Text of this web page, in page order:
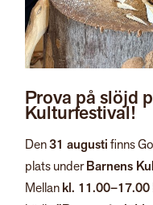
Prova på slöjd
Kulturfestival!
Den31 augustifinns
plats underBarnens
Mellankl. 11.00–17.00